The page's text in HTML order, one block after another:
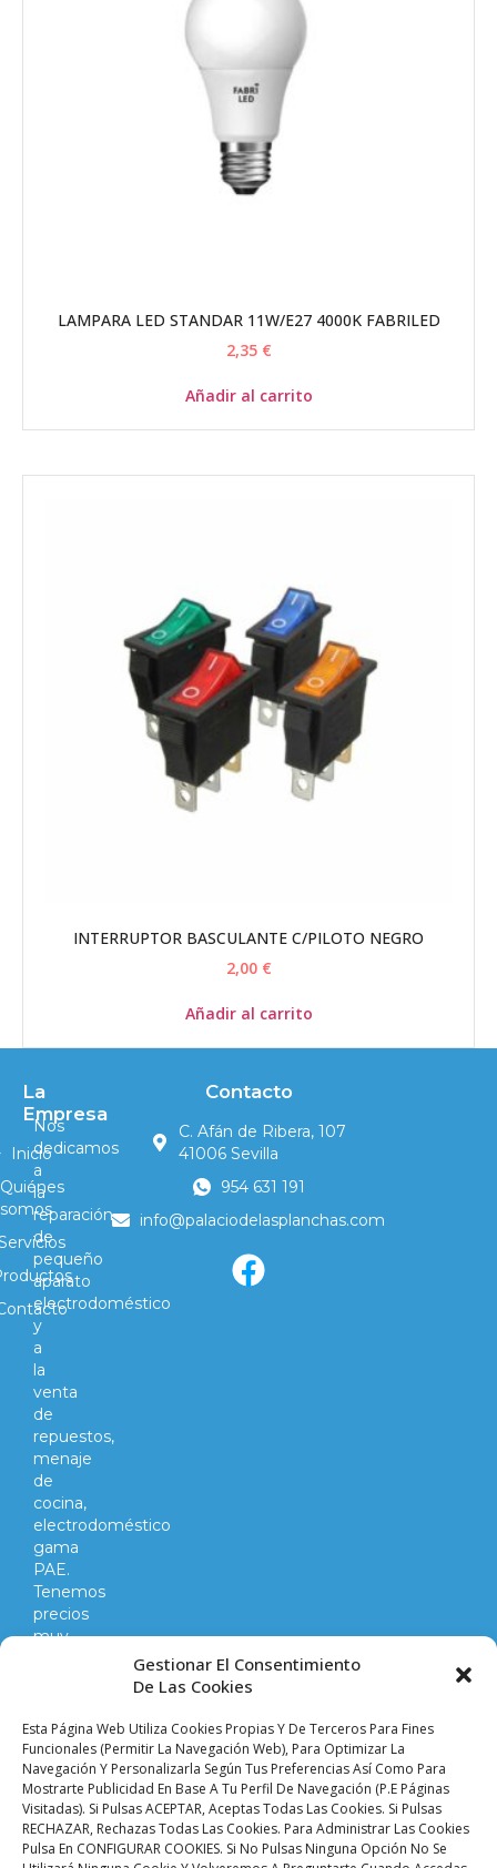
Gestionar El Consentimiento
De Las Cookies
Esta Página Web Utiliza Cookies Propias Y De Terceros Para Fines
Funcionales (permitir La Navegación Web), Para Optimizar La
Navegación Y Personalizarla Según Tus Preferencias Así Como Para
Mostrarte Publicidad En Base A Tu Perfil De Navegación (p.e Páginas
Visitadas). Si Pulsas ACEPTAR, Aceptas Todas Las Cookies. Si Pulsas
RECHAZAR, Rechazas Todas Las Cookies. Para Administrar Las Cookies
Pulsa En CONFIGURAR COOKIES. Si No Pulsas Ninguna Opción No Se
LAMPARA LED STANDAR 11W/E27 4000K FABRILED
2,35 €
Añadir al carrito
INTERRUPTOR BASCULANTE C/PILOTO NEGRO
2,00 €
Añadir al carrito
Nos
dedicamos
a
la
reparación
de
pequeño
aparato
electrodoméstico
y
a
la
venta
de
repuestos,
menaje
de
cocina,
electrodoméstico
gama
PAE.
Tenemos
precios
muy
competitivos
lo
que
hacemos
y
vendemos.
La
Empresa
Inicio
Quiénes
somos
Contacto
C. Afán de Ribera, 107
41006 Sevilla
954 631 191
info@palaciodelasplanchas.com